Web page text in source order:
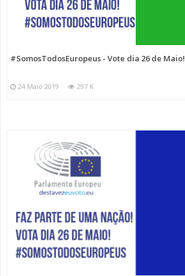
#SomosTodosEuropeus - Vote dia 26 de Maio!
24 Maio 2019 297 K